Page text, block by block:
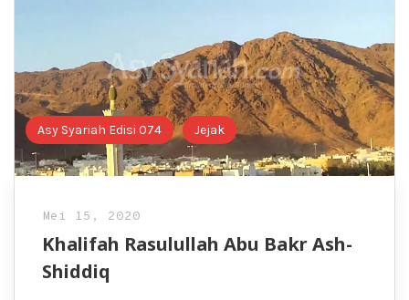
Asy Syariah Edisi 074 Jejak
Mei 15, 2020
Khalifah Rasulullah Abu Bakr Ash-
Shiddiq